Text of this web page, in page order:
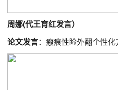
周娜(代王育红发言）
论文发言：瘢痕性睑外翻个性